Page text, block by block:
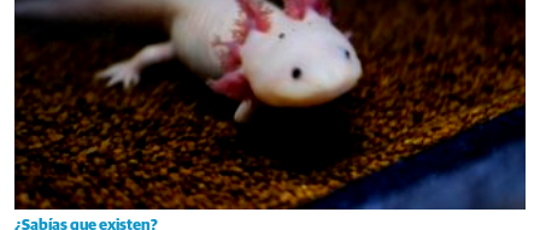
¿Sabías que existen?